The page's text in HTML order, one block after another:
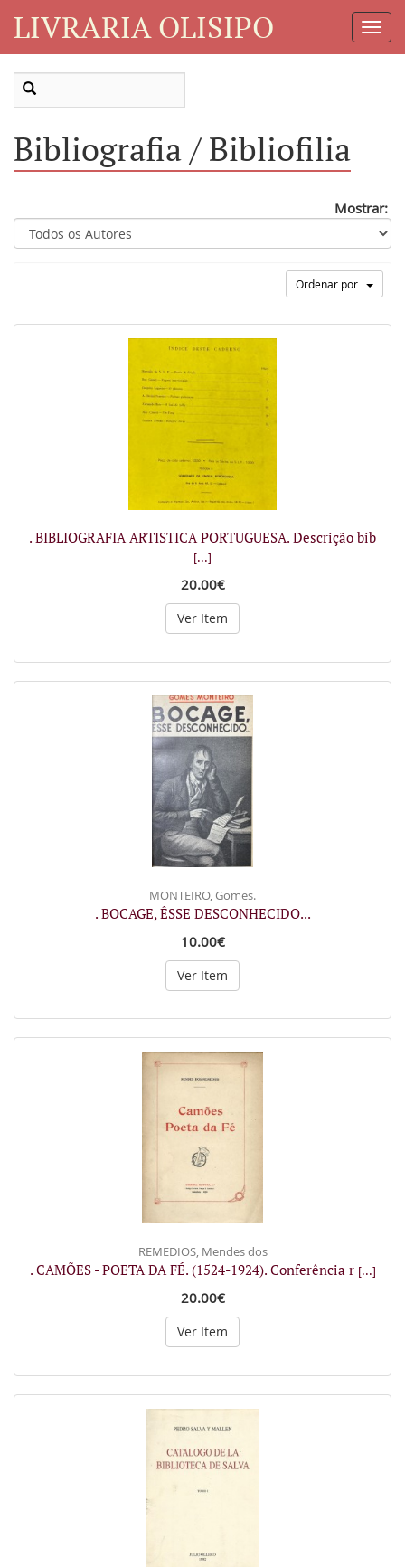
LIVRARIA OLISIPO
Bibliografia / Bibliofilia
Mostrar:
Ordenar por
. BIBLIOGRAFIA ARTISTICA PORTUGUESA. Descrição bib
[...]
20.00€
Ver Item
MONTEIRO, Gomes.
. BOCAGE, ÊSSE DESCONHECIDO...
10.00€
Ver Item
REMEDIOS, Mendes dos
. CAMÕES - POETA DA FÉ. (1524-1924). Conferência r [...]
20.00€
Ver Item